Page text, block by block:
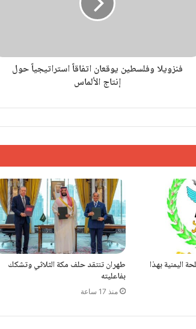
ابتكار يُحوّل الطيران الخفّاق إلى استقرارٍ ذكي
مسعود بزشكيان يتشبث بالمنصب رغم الضغوط
المتصاعدة
اضطرابات النوم الليلي وعواملها الخفية غير
فنزويلا وفلسطين يوقعان اتفاقاً استراتيجياً حول
إنتاج الألماس
اليمنية بهذا طهران تنتقد حلف مكة الثلاثي وتشكك
بفاعليته
منذ 17 ساعة